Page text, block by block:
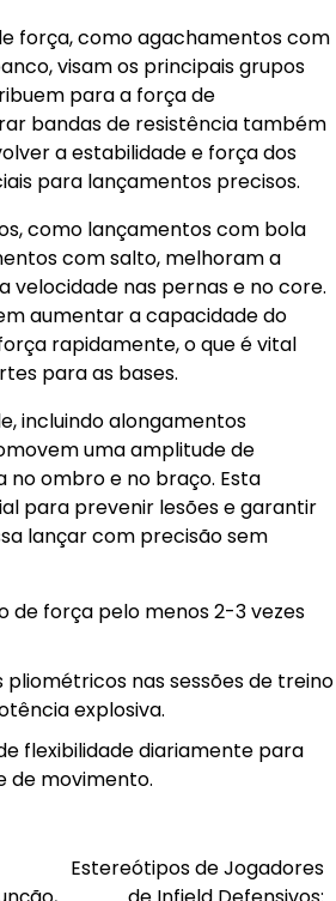
força, como agachamentos com
visam os principais grupos
para a força de
bandas de resistência também
a estabilidade e força dos
para lançamentos precisos.
como lançamentos com bola
com salto, melhoram a
velocidade nas pernas e no core.
aumentar a capacidade do
rapidamente, o que é vital
para as bases.
incluindo alongamentos
uma amplitude de
ombro e no braço. Esta
para prevenir lesões e garantir
lançar com precisão sem
de força pelo menos 2-3 vezes
pliométricos nas sessões de treino
explosiva.
flexibilidade diariamente para
de movimento.
Estereótipos de Jogadores